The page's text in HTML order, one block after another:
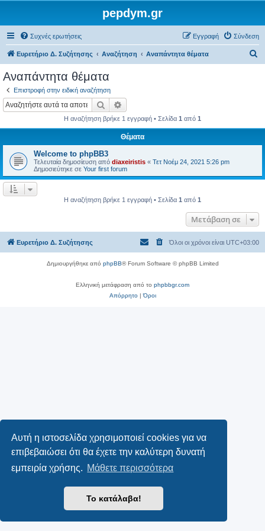
Αυτή η ιστοσελίδα χρησιμοποιεί cookies για να
επιβεβαιώσει ότι θα έχετε την καλύτερη δυνατή
εμπειρία χρήσης. Μάθετε περισσότερα
Το κατάλαβα!
pepdym.gr
Συχνές ερωτήσεις Σύνδεση
Εγγραφή
Ευρετήριο Δ. Συζήτησης Αναζήτηση Αναπάντητα θέματα
Αναπάντητα θέματα
Επιστροφή στην ειδική αναζήτηση
Αναζήτηση
Η αναζήτηση βρήκε 1 εγγραφή • Σελίδα 1 από 1
Θέματα
Welcome to phpBB3
Τελευταία δημοσίευση από diaxeiristis « Τετ Νοέμ 24, 2021 5:26 pm
Δημοσιεύτηκε σε Your first forum
Η αναζήτηση βρήκε 1 εγγραφή • Σελίδα 1 από 1
Μετάβαση σε
Ευρετήριο Δ. Συζήτησης Όλοι οι χρόνοι είναι UTC+03:00
Δημιουργήθηκε από phpBB® Forum Software © phpBB Limited
Ελληνική μετάφραση από το phpbbgr.com
Απόρρητο|Όροι